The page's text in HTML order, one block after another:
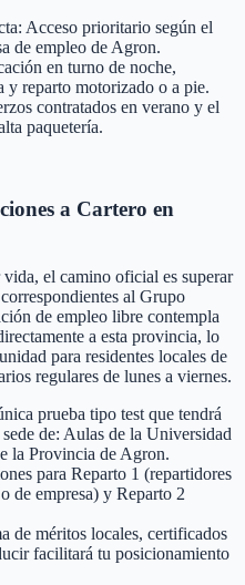
Acceso prioritario según el
de empleo de Agron.
en turno de noche,
y reparto motorizado o a pie.
contratados en verano y el
paquetería.
a Cartero en
el camino oficial es superar
al Grupo
de empleo libre contempla
a esta provincia, lo
para residentes locales de
regulares de lunes a viernes.
prueba tipo test que tendrá
de: Aulas de la Universidad
la Provincia de Agron.
para Reparto 1 (repartidores
de empresa) y Reparto 2
de méritos locales, certificados
facilitará tu posicionamiento